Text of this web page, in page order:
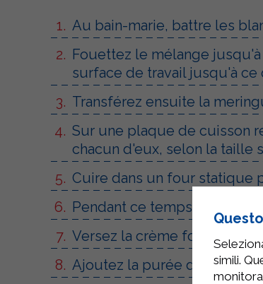
Au bain-marie, battre les
Fouettez le mélange
surface de travail jusqu'à
Transférez ensuite la
Sur une plaque de cuisson
chacun d'eux, selon la taille
Cuire dans un four statique
Pendant ce temps, mixez
Versez la crème fouettée
Ajoutez la purée de baies
simili.